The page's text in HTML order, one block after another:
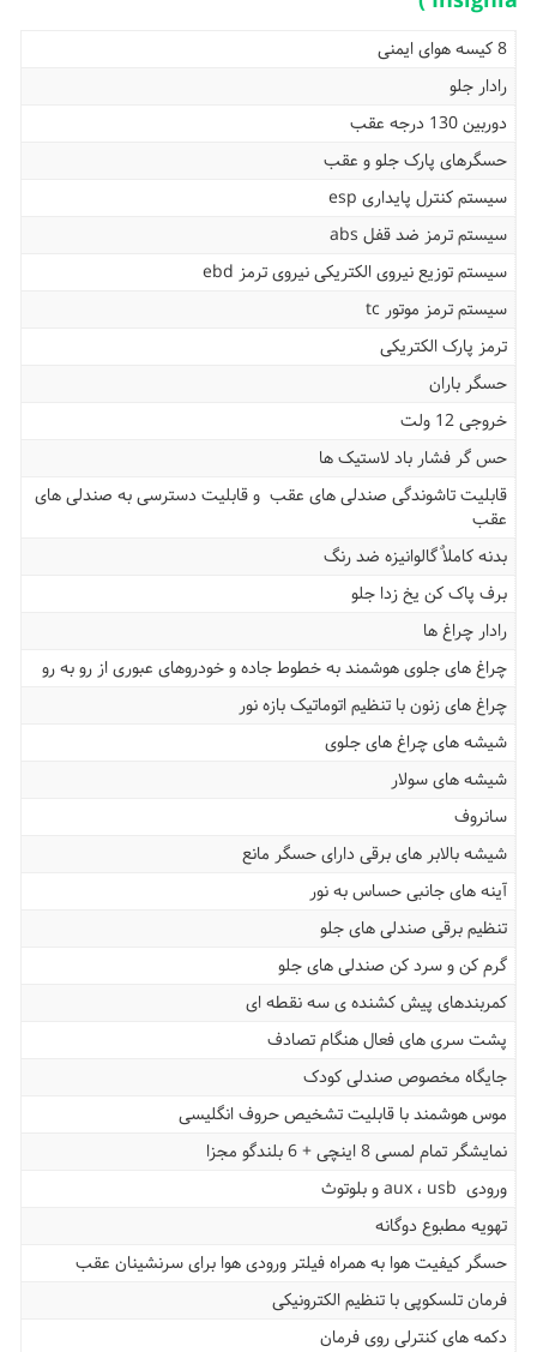
8 کیسه هوای ایمنی
رادار جلو
دوربین 130 درجه عقب
حسگرهای پارک جلو و عقب
سیستم کنترل پایداری esp
سیستم ترمز ضد قفل abs
سیستم توزیع نیروی الکتریکی نیروی ترمز ebd
سیستم ترمز موتور tc
ترمز پارک الکتریکی
حسگر باران
خروجی 12 ولت
حس گر فشار باد لاستیک ها
قابلیت تاشوندگی صندلی های عقب و قابلیت دسترسی به صندلی های
عقب
بدنه کاملاٌ گالوانیزه ضد رنگ
برف پاک کن یخ زدا جلو
رادار چراغ ها
چراغ های جلوی هوشمند به خطوط جاده و خودروهای عبوری از رو به رو
چراغ های زنون با تنظیم اتوماتیک بازه نور
شیشه های چراغ های جلوی
شیشه های سولار
سانروف
شیشه بالابر های برقی دارای حسگر مانع
آینه های جانبی حساس به نور
تنظیم برقی صندلی های جلو
گرم کن و سرد کن صندلی های جلو
کمربندهای پیش کشنده ی سه نقطه ای
پشت سری های فعال هنگام تصادف
جایگاه مخصوص صندلی کودک
موس هوشمند با قابلیت تشخیص حروف انگلیسی
نمایشگر تمام لمسی 8 اینچی + 6 بلندگو مجزا
ورودی aux ، usb و بلوتوث
تهویه مطبوع دوگانه
حسگر کیفیت هوا به همراه فیلتر ورودی هوا برای سرنشینان عقب
فرمان تلسکوپی با تنظیم الکترونیکی
دکمه های کنترلی روی فرمان